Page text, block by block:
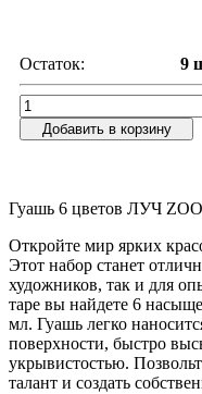
Остаток: 9
Добавить в корзину
Гуашь 6 цветов ЛУЧ
Откройте мир ярких
Этот набор станет
художников, так и для
таре вы найдете 6
мл. Гуашь легко
поверхности, быстро
укрывистостью.
талант и создать